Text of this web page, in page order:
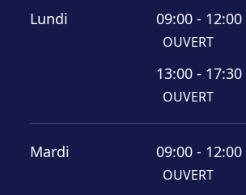
Lundi 09:00 - 12:00
OUVERT
13:00 - 17:30
OUVERT
Mardi 09:00 - 12:00
OUVERT